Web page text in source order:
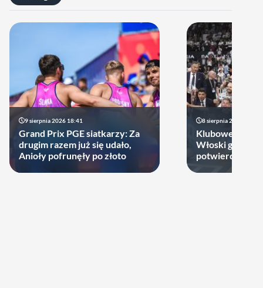
9 sierpnia 2026 18:41
Grand Prix PGE siatkarzy: Za
drugim razem już się udało,
Anioły pofrunęły po złoto
8 sierpnia 2026 21:46
Klubowe
Włoski gigant
potwierdził